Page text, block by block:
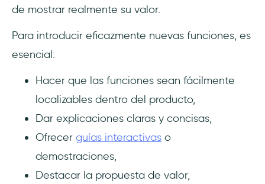
de mostrar realmente su valor.
Para introducir eficazmente nuevas funciones, es
esencial:
Hacer que las funciones sean fácilmente
localizables dentro del producto,
Dar explicaciones claras y concisas,
Ofrecer guías interactivas o
demostraciones,
Destacar la propuesta de valor,